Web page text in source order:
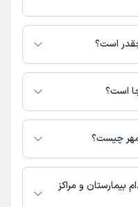
بیماری‌های مرتبط با عمومی
است؟
لازم است با مطب تماس
است؟
در حال حاضر در دسترس
مطب تماس بگیرید.
چیست؟
حاضر در این صفحه ثبت نشده
بیمارستان و مراکز